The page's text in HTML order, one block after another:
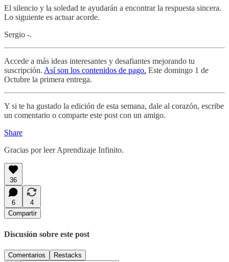
El silencio y la soledad te ayudarán a encontrar la respuesta sincera.
Lo siguiente es actuar acorde.
Sergio -.
Accede a más ideas interesantes y desafiantes mejorando tu
suscripción. Así son los contenidos de pago. Este domingo 1 de
Octubre la primera entrega.
Y si te ha gustado la edición de esta semana, dale al corazón, escribe
un comentario o comparte este post con un amigo.
Share
Gracias por leer Aprendizaje Infinito.
36
6
4
Compartir
Discusión sobre este post
Comentarios Restacks